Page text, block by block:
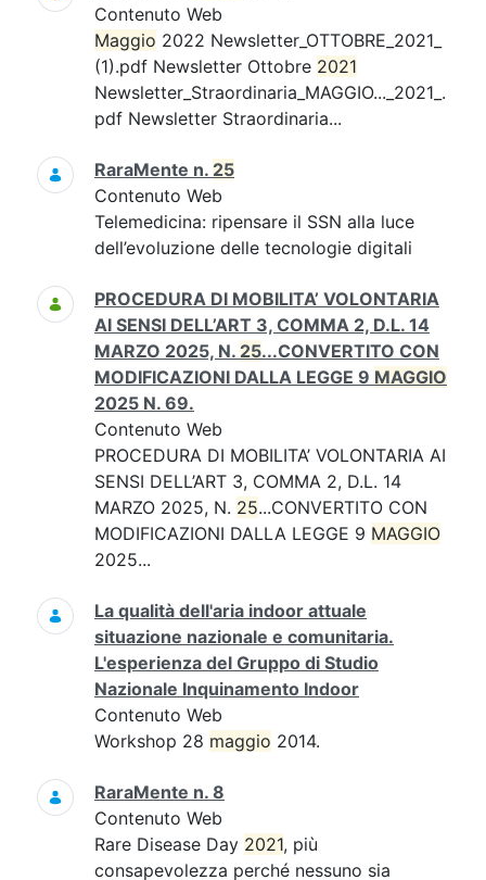
Contenuto Web
Maggio 2022 Newsletter_OTTOBRE_2021_
(1).pdf Newsletter Ottobre 2021
Newsletter_Straordinaria_MAGGIO..._2021_.
pdf Newsletter Straordinaria...
RaraMente n. 25
Contenuto Web
Telemedicina: ripensare il SSN alla luce
dell’evoluzione delle tecnologie digitali
PROCEDURA DI MOBILITA’ VOLONTARIA
AI SENSI DELL’ART 3, COMMA 2, D.L. 14
MARZO 2025, N. 25...CONVERTITO CON
MODIFICAZIONI DALLA LEGGE 9 MAGGIO
2025 N. 69.
Contenuto Web
PROCEDURA DI MOBILITA’ VOLONTARIA AI
SENSI DELL’ART 3, COMMA 2, D.L. 14
MARZO 2025, N. 25...CONVERTITO CON
MODIFICAZIONI DALLA LEGGE 9 MAGGIO
2025...
La qualità dell'aria indoor attuale
situazione nazionale e comunitaria.
L'esperienza del Gruppo di Studio
Nazionale Inquinamento Indoor
Contenuto Web
Workshop 28 maggio 2014.
RaraMente n. 8
Contenuto Web
Rare Disease Day 2021, più
consapevolezza perché nessuno sia